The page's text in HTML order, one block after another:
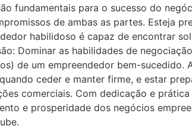
fundamentais para o sucesso do
de ambas as partes. Esteja
habilidoso é capaz de encontrar
Dominar as habilidades de
de um empreendedor bem-sucedido.
ceder e manter firme, e estar
comerciais. Com dedicação e
e prosperidade dos negócios